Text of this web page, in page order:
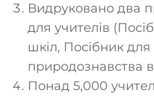
Видруковано два
для учителів
шкіл, Посібник
природознавства
Понад 5,000